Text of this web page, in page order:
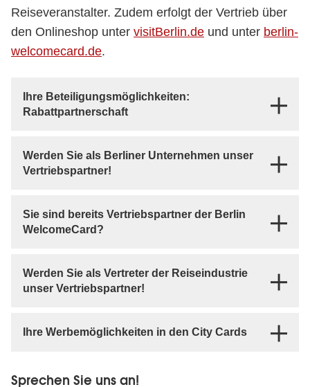
Reiseveranstalter. Zudem erfolgt der Vertrieb über
den Onlineshop unter visitBerlin.de und unter berlin-
welcomecard.de.
Ihre Beteiligungsmöglichkeiten:
Rabattpartnerschaft
Werden Sie als Berliner Unternehmen unser
Vertriebspartner!
Sie sind bereits Vertriebspartner der Berlin
WelcomeCard?
Werden Sie als Vertreter der Reiseindustrie
unser Vertriebspartner!
Ihre Werbemöglichkeiten in den City Cards
Sprechen Sie uns an!